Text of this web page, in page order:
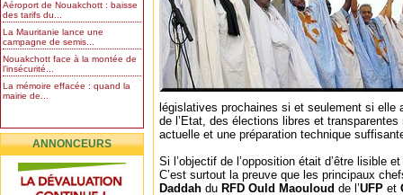
Aéroport de Nouakchott : baisse
des tarifs du...
La Mauritanie lance une
campagne de semis...
Nouakchott face à la montée de
l’insécurité...
La mémoire effacée : quand la
mairie de...
ANNONCEURS
législatives prochaines si et seulement si elle
de l’Etat, des élections libres et
actuelle et une préparation technique
Si l’objectif de l’opposition était d’être lisible
C’est surtout la preuve que les principaux
Daddah du RFD Ould Maouloud de l’UFP et